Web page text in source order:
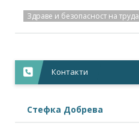
Здраве и безопасност на труда
Контакти
Стефка Добрева